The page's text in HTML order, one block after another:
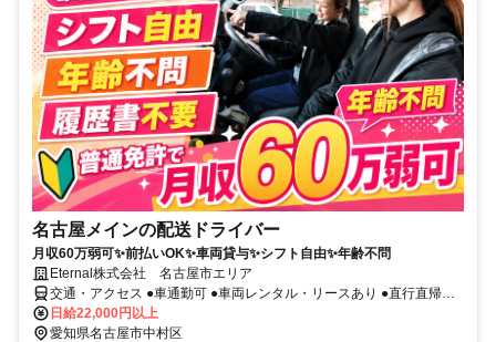
名古屋メインの配送ドライバー
月収60万弱可✨前払いOK✨車両貸与✨シフト自由✨年齢不問
Eternal株式会社 名古屋市エリア
交通・アクセス ●車通勤可 ●車両レンタル・リースあり ●直行直帰可
能 ●最寄り駅：八田駅・近鉄八田駅
日給22,000円以上
愛知県名古屋市中村区